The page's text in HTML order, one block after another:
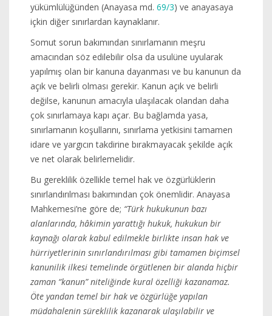
yükümlülüğünden (Anayasa md. 69/3) ve anayasaya
içkin diğer sınırlardan kaynaklanır.
Somut sorun bakımından sınırlamanın meşru
amacından söz edilebilir olsa da usulüne uyularak
yapılmış olan bir kanuna dayanması ve bu kanunun da
açık ve belirli olması gerekir. Kanun açık ve belirli
değilse, kanunun amacıyla ulaşılacak olandan daha
çok sınırlamaya kapı açar. Bu bağlamda yasa,
sınırlamanın koşullarını, sınırlama yetkisini tamamen
idare ve yargıcın takdirine bırakmayacak şekilde açık
ve net olarak belirlemelidir.
Bu gereklilik özellikle temel hak ve özgürlüklerin
sınırlandırılması bakımından çok önemlidir. Anayasa
Mahkemesi’ne göre de; “Türk hukukunun bazı
alanlarında, hâkimin yarattığı hukuk, hukukun bir
kaynağı olarak kabul edilmekle birlikte insan hak ve
hürriyetlerinin sınırlandırılması gibi tamamen biçimsel
kanunilik ilkesi temelinde örgütlenen bir alanda hiçbir
zaman “kanun” niteliğinde kural özelliği kazanamaz.
Öte yandan temel bir hak ve özgürlüğe yapılan
müdahalenin süreklilik kazanarak ulaşılabilir ve